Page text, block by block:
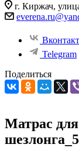
г. Киржач,
Telegram
Поделиться
Матрас